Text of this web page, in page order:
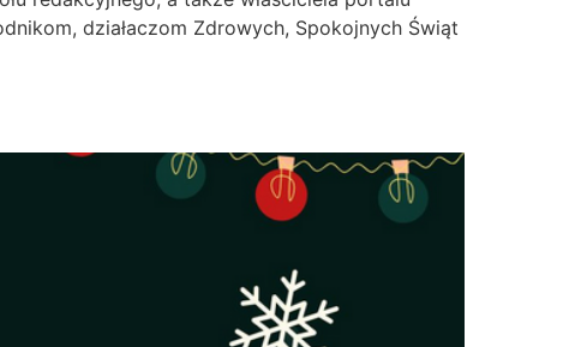
działaczom Zdrowych, Spokojnych Świąt